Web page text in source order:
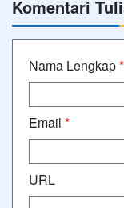
Komentari
Nama Lengkap*
Email *
URL